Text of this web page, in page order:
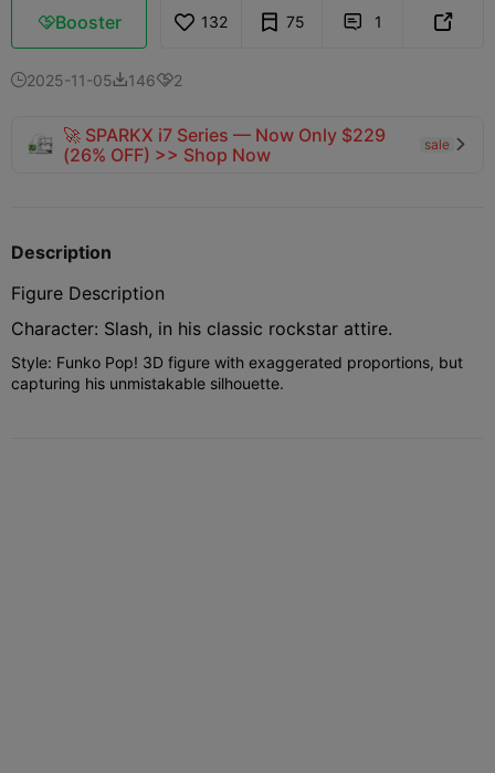
Booster 132 75  1 
2025-11-051462
🚀 SPARKX i7 Series — Now Only $229
(26% OFF) >> Shop Now
sale 
Description
Figure Description
Character: Slash, in his classic rockstar attire.
Style: Funko Pop! 3D figure with exaggerated proportions, but
capturing his unmistakable silhouette.